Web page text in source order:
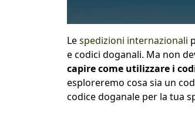
Lespedizioni internazionali
e codici doganali. Ma non
capire come utilizzare i
esploreremo cosa sia un
codice doganale per la tua